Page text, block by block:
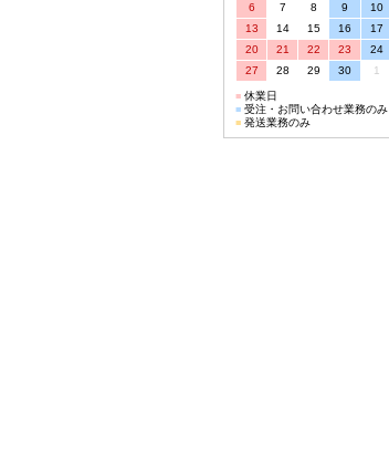
6
7 8 9 10
13
14 15 16 17
20
21 22 23 24
27
28 29 30 1
■ 休業日
■ 受注・お問い合わせ業務のみ
■ 発送業務のみ